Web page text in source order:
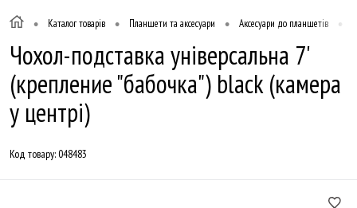
• Каталог товарів • Планшети та аксесуари • Аксесуари до планшетів •
Чохол-подставка універсальна 7'
(крепление "бабочка") black (камера
у центрі)
Код товару:048483